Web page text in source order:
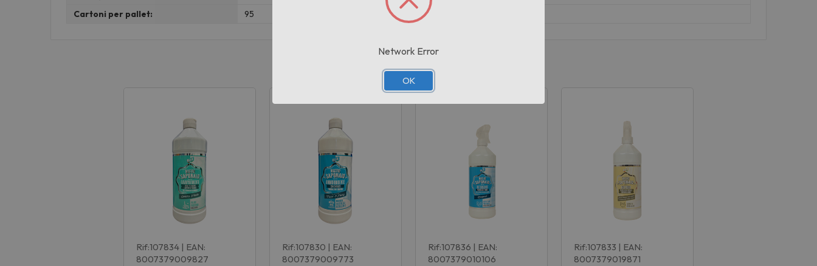
Cartoni per pallet:
95
Rif:107834 | EAN:
8007379009827
Rif:107830 | EAN:
8007379009773
Rif:107836 | EAN:
8007379010106
Rif:107833 | EAN:
8007379019871
Network Error
OK